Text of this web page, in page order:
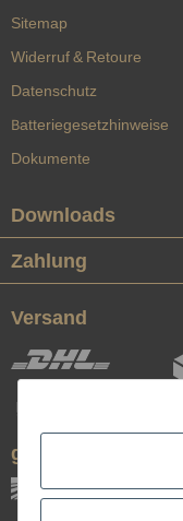
Sitemap
Widerruf & Retoure
Datenschutz
Batteriegesetzhinweise
Dokumente
Downloads
Zahlung
Versand
geprüfte Qualität